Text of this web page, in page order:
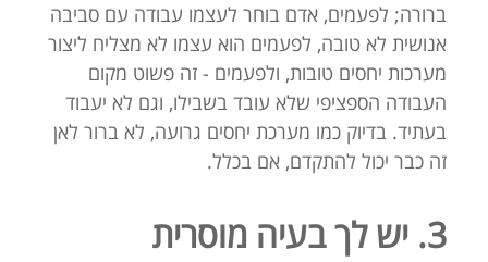
ברורה; לפעמים, אדם בוחר לעצמו עבודה עם סביבה
אנושית לא טובה, לפעמים הוא עצמו לא מצליח ליצור
מערכות יחסים טובות, ולפעמים - זה פשוט מקום
העבודה הספציפי שלא עובד בשבילו, וגם לא יעבוד
בעתיד. בדיוק כמו מערכת יחסים גרועה, לא ברור לאן
זה כבר יכול להתקדם, אם בכלל.
3. יש לך בעיה מוסרית